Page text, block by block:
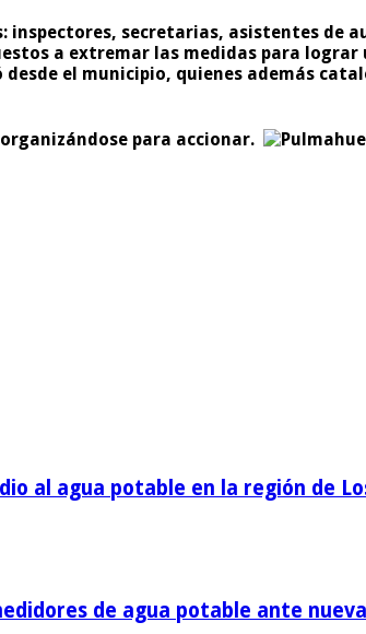
inspectores, secretarias, asistentes
a extremar las medidas para
desde el municipio, quienes además
para accionar.
al agua potable en la región de
de agua potable ante